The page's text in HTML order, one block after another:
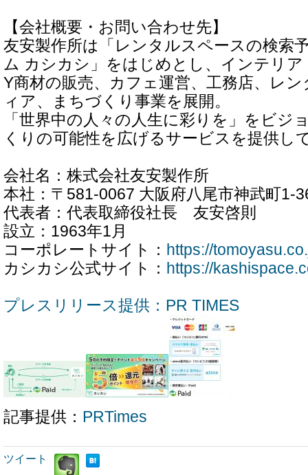
【会社概要・お問い合わせ先】
友安製作所は「レンタルスペースの検索
ム カシカシ」をはじめとし、インテリ
Y商材の販売、カフェ運営、工務店、レ
ィア、まちづくり事業を展開。
「世界中の人々の人生に彩りを」をビジ
くりの可能性を広げるサービスを提供し
会社名：株式会社友安製作所
本社：〒581-0067 大阪府八尾市神武町1-
代表者：代表取締役社長 友安啓則
設立：1963年1月
コーポレートサイト： https://
カシカシ公式サイト： https://
プレスリリース提供：PR TIMES
記事提供： PRTimes
ツイート